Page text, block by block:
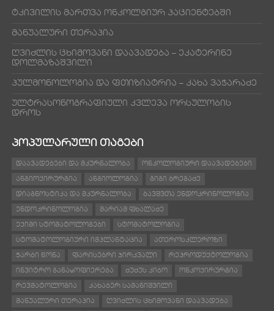
ტკივილის მართვა ონკოლგიურ პაციენტებში
მანუალური თერაპია
ღვიძლის ცხიმოვანი დაავადება – ეკატერინე
დოლმაზაშვილი
პულმონოლოგია და ფთიზიატრია – კახა ვაჭარაძე
ულტრასონოგრაფიული კვლევა ორსულობის
დროს
ᲞᲝᲞᲣᲚᲐᲠᲣᲚᲘ ᲗᲐᲒᲔᲑᲘ
ᲓᲐᲐᲕᲐᲓᲔᲑᲔᲑᲘ ᲓᲐ ᲛᲙᲣᲠᲜᲐᲚᲝᲑᲐ ᲝᲜᲙᲝᲚᲝᲒᲘᲣᲠᲘ ᲓᲐᲐᲕᲐᲓᲔᲑᲔᲑᲘ
ᲐᲜᲒᲘᲝᲥᲘᲠᲣᲠᲒᲘᲐ ᲐᲜᲒᲘᲝᲚᲝᲒᲘᲐ ᲒᲘᲒᲘ ᲑᲠᲔᲒᲐᲫᲔ
ᲓᲘᲐᲒᲜᲝᲡᲢᲘᲙᲐ ᲓᲐ ᲛᲙᲣᲠᲜᲐᲚᲝᲑᲐ ᲑᲐᲕᲨᲕᲗᲐ ᲔᲜᲓᲝᲙᲠᲘᲜᲝᲚᲝᲒᲘᲐ
ᲔᲜᲓᲝᲙᲠᲘᲜᲝᲚᲝᲒᲘᲐ ᲛᲐᲠᲘᲐᲛ ᲤᲮᲐᲚᲐᲫᲔ
ᲔᲥᲘᲛᲘ ᲡᲢᲝᲛᲐᲢᲝᲚᲝᲒᲔᲑᲘ ᲡᲢᲝᲛᲐᲢᲝᲚᲝᲒᲘᲐ
ᲡᲢᲝᲛᲐᲢᲝᲚᲝᲒᲘᲣᲠᲘ ᲘᲛᲞᲚᲐᲜᲢᲐᲪᲘᲐ ᲐᲗᲔᲠᲝᲡᲙᲚᲔᲠᲝᲖᲘ
ᲭᲐᲠᲑᲘ ᲬᲝᲜᲐ ᲤᲐᲠᲘᲡᲔᲑᲠᲘ ᲯᲘᲠᲙᲕᲐᲚᲘ ᲠᲔᲞᲠᲝᲓᲣᲥᲢᲝᲚᲝᲒᲘᲐ
ᲘᲜᲕᲘᲢᲠᲝ ᲒᲐᲜᲐᲧᲝᲤᲘᲔᲠᲔᲑᲐ ᲫᲣᲫᲣᲡ ᲙᲘᲑᲝ ᲝᲜᲙᲝᲥᲘᲠᲣᲠᲒᲘᲐ
ᲠᲔᲕᲛᲐᲢᲝᲚᲝᲒᲘᲐ ᲙᲐᲮᲐᲑᲔᲠ ᲡᲐᲛᲐᲜᲘᲨᲕᲘᲚᲘ
ᲛᲐᲜᲣᲐᲚᲣᲠᲘ ᲗᲔᲠᲐᲞᲘᲐ ᲦᲕᲘᲫᲚᲘᲡ ᲪᲮᲘᲛᲝᲕᲐᲜᲘ ᲓᲐᲐᲕᲐᲓᲔᲑᲐ